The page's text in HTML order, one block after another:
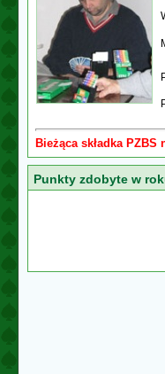
Bieżąca składka PZBS
Punkty zdobyte w